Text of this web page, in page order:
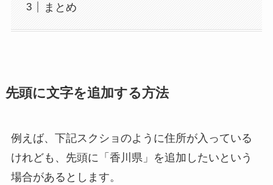
まとめ
先頭に文字を追加する方法
例えば、下記スクショのように住所が入っている
けれども、先頭に「香川県」を追加したいという
場合があるとします。